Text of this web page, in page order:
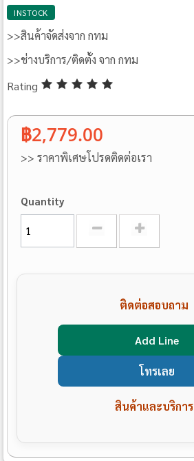
INSTOCK
>>สินค้าจัดส่งจาก กทม
>>ช่างบริการ/ติดตั้ง จาก กทม
Rating
฿2,779.00
>> ราคาพิเศษโปรดติดต่อเรา
Quantity
ติดต่อสอบถาม
Add Line
โทรเลย
สินค้าและบริการ